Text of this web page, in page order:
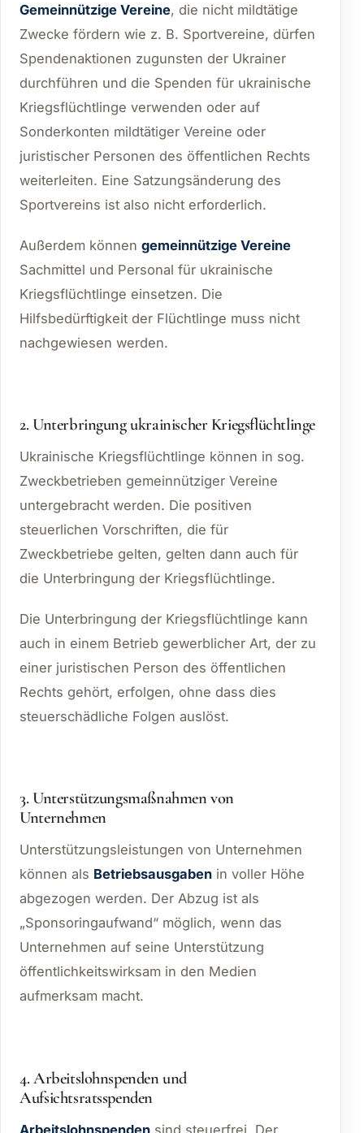
Gemeinnützige Vereine, die nicht mildtätige
Zwecke fördern wie z. B. Sportvereine, dürfen
Spendenaktionen zugunsten der Ukrainer
durchführen und die Spenden für ukrainische
Kriegsflüchtlinge verwenden oder auf
Sonderkonten mildtätiger Vereine oder
juristischer Personen des öffentlichen Rechts
weiterleiten. Eine Satzungsänderung des
Sportvereins ist also nicht erforderlich.
Außerdem könnengemeinnützige Vereine
Sachmittel und Personal für ukrainische
Kriegsflüchtlinge einsetzen. Die
Hilfsbedürftigkeit der Flüchtlinge muss nicht
nachgewiesen werden.
2. Unterbringung ukrainischer Kriegsflüchtlinge
Ukrainische Kriegsflüchtlinge können in sog.
Zweckbetrieben gemeinnütziger Vereine
untergebracht werden. Die positiven
steuerlichen Vorschriften, die für
Zweckbetriebe gelten, gelten dann auch für
die Unterbringung der Kriegsflüchtlinge.
Die Unterbringung der Kriegsflüchtlinge kann
auch in einem Betrieb gewerblicher Art, der zu
einer juristischen Person des öffentlichen
Rechts gehört, erfolgen, ohne dass dies
steuerschädliche Folgen auslöst.
3. Unterstützungsmaßnahmen von
Unternehmen
Unterstützungsleistungen von Unternehmen
können als Betriebsausgaben in voller Höhe
abgezogen werden. Der Abzug ist als
„Sponsoringaufwand“ möglich, wenn das
Unternehmen auf seine Unterstützung
öffentlichkeitswirksam in den Medien
aufmerksam macht.
4. Arbeitslohnspenden und
Aufsichtsratsspenden
Arbeitslohnspenden sind steuerfrei. Der